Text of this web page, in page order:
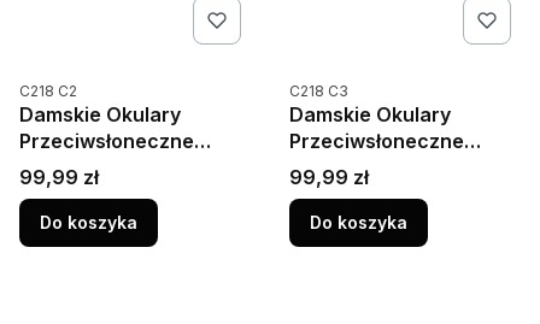
Kod produktu
C218 C2
Damskie Okulary
Przeciwsłoneczne
Polaryzacja UV400
Camilla 218C2 Szylkret
Cena
99,99 zł
Do koszyka
Kod produktu
C218 C3
Damskie Okulary
Przeciwsłoneczne
Polaryzacja UV400
Camilla 218C3 Żółte
Cena
99,99 zł
Do koszyka